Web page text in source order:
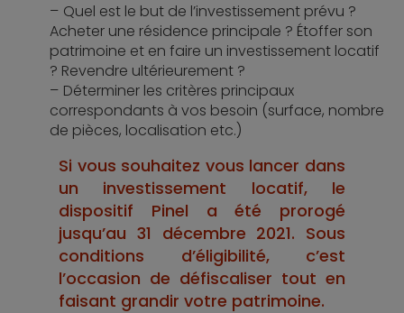
Quel est le but de l’investissement prévu ?
Acheter une résidence principale ? Étoffer son
patrimoine et en faire un investissement locatif
? Revendre ultérieurement ?
Déterminer les critères principaux
correspondants à vos besoin (surface, nombre
de pièces, localisation etc.)
Si vous souhaitez vous lancer dans
un investissement locatif, le
dispositif Pinel a été prorogé
jusqu’au 31 décembre 2021. Sous
conditions d’éligibilité, c’est
l’occasion de défiscaliser tout en
faisant grandir votre patrimoine.